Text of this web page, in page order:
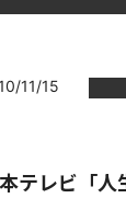
11/15
本テレビ「